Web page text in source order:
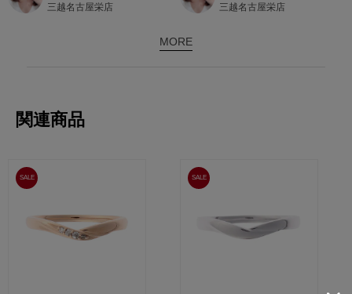
三越名古屋栄店
三越名古屋栄店
MORE
関連商品
SALE SALE